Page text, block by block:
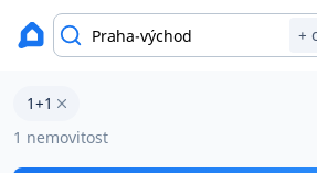
+
Prodat
Byty na prodej
Byty 1+1 na prodej v okresu
1+1
1 nemovitost